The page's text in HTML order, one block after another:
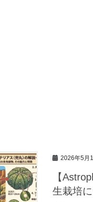
2026年5月
【
生栽培